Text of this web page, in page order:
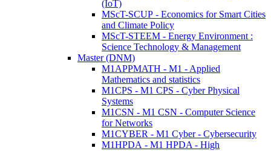
(IoT)
MScT-SCUP - Economics for Smart Cities
and Climate Policy
MScT-STEEM - Energy Environment :
Science Technology & Management
Master (DNM)
M1APPMATH - M1 - Applied
Mathematics and statistics
M1CPS - M1 CPS - Cyber Physical
Systems
M1CSN - M1 CSN - Computer Science
for Networks
M1CYBER - M1 Cyber - Cybersecurity
M1HPDA - M1 HPDA - High